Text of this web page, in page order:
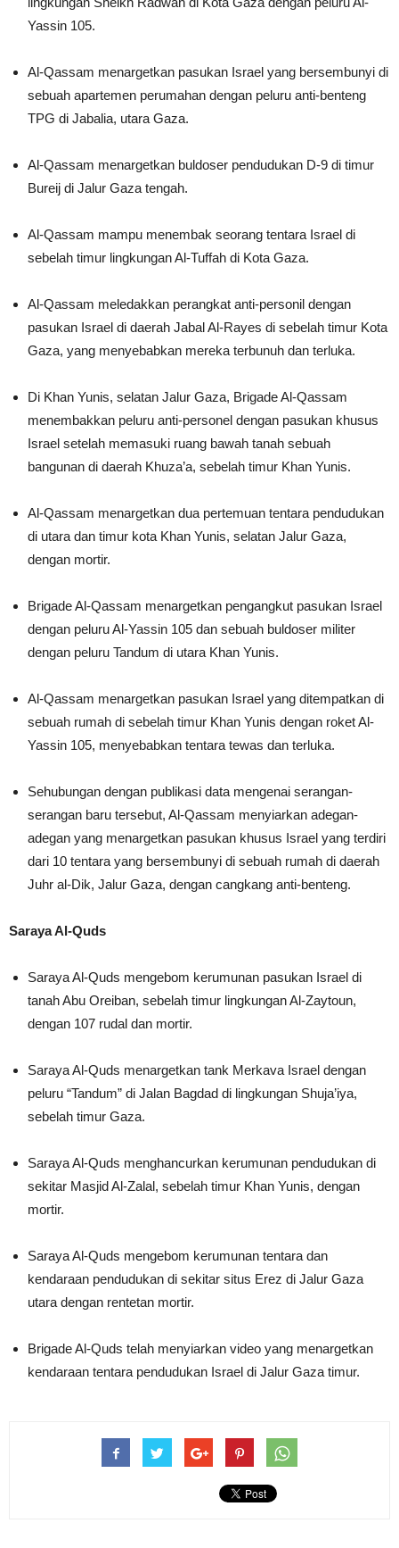
Yassin 105.
Al-Qassam menargetkan pasukan Israel yang bersembunyi di
sebuah apartemen perumahan dengan peluru anti-benteng
TPG di Jabalia, utara Gaza.
Al-Qassam menargetkan buldoser pendudukan D-9 di timur
Bureij di Jalur Gaza tengah.
Al-Qassam mampu menembak seorang tentara Israel di
sebelah timur lingkungan Al-Tuffah di Kota Gaza.
Al-Qassam meledakkan perangkat anti-personil dengan
pasukan Israel di daerah Jabal Al-Rayes di sebelah timur Kota
Gaza, yang menyebabkan mereka terbunuh dan terluka.
Di Khan Yunis, selatan Jalur Gaza, Brigade Al-Qassam
menembakkan peluru anti-personel dengan pasukan khusus
Israel setelah memasuki ruang bawah tanah sebuah
bangunan di daerah Khuza’a, sebelah timur Khan Yunis.
Al-Qassam menargetkan dua pertemuan tentara pendudukan
di utara dan timur kota Khan Yunis, selatan Jalur Gaza,
dengan mortir.
Brigade Al-Qassam menargetkan pengangkut pasukan Israel
dengan peluru Al-Yassin 105 dan sebuah buldoser militer
dengan peluru Tandum di utara Khan Yunis.
Al-Qassam menargetkan pasukan Israel yang ditempatkan di
sebuah rumah di sebelah timur Khan Yunis dengan roket Al-
Yassin 105, menyebabkan tentara tewas dan terluka.
Sehubungan dengan publikasi data mengenai serangan-
serangan baru tersebut, Al-Qassam menyiarkan adegan-
adegan yang menargetkan pasukan khusus Israel yang terdiri
dari 10 tentara yang bersembunyi di sebuah rumah di daerah
Juhr al-Dik, Jalur Gaza, dengan cangkang anti-benteng.
Saraya Al-Quds
Saraya Al-Quds mengebom kerumunan pasukan Israel di
tanah Abu Oreiban, sebelah timur lingkungan Al-Zaytoun,
dengan 107 rudal dan mortir.
Saraya Al-Quds menargetkan tank Merkava Israel dengan
peluru “Tandum” di Jalan Bagdad di lingkungan Shuja’iya,
sebelah timur Gaza.
Saraya Al-Quds menghancurkan kerumunan pendudukan di
sekitar Masjid Al-Zalal, sebelah timur Khan Yunis, dengan
mortir.
Saraya Al-Quds mengebom kerumunan tentara dan
kendaraan pendudukan di sekitar situs Erez di Jalur Gaza
utara dengan rentetan mortir.
Brigade Al-Quds telah menyiarkan video yang menargetkan
kendaraan tentara pendudukan Israel di Jalur Gaza timur.